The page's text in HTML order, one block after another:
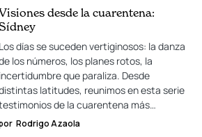
desde la cuarentena:
Los días se suceden vertiginosos: la danza
los números, los planes rotos, la
incertidumbre que paraliza. Desde
latitudes, reunimos en esta serie
de la cuarentena más…
Rodrigo Azaola